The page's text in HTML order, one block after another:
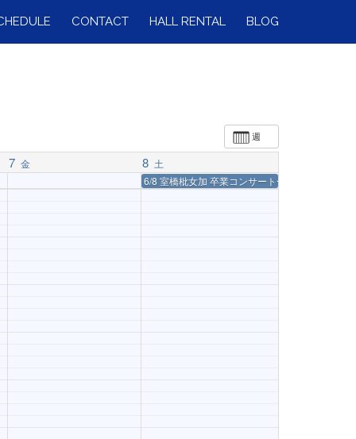
CONTACT HALL RENTAL BLOG
週
7 金 8 土
6/8 室橋枇女加 卒業コンサート〜ward a new